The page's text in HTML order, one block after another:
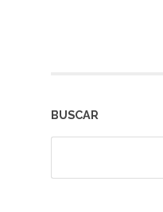
BUSCAR
Buscar: